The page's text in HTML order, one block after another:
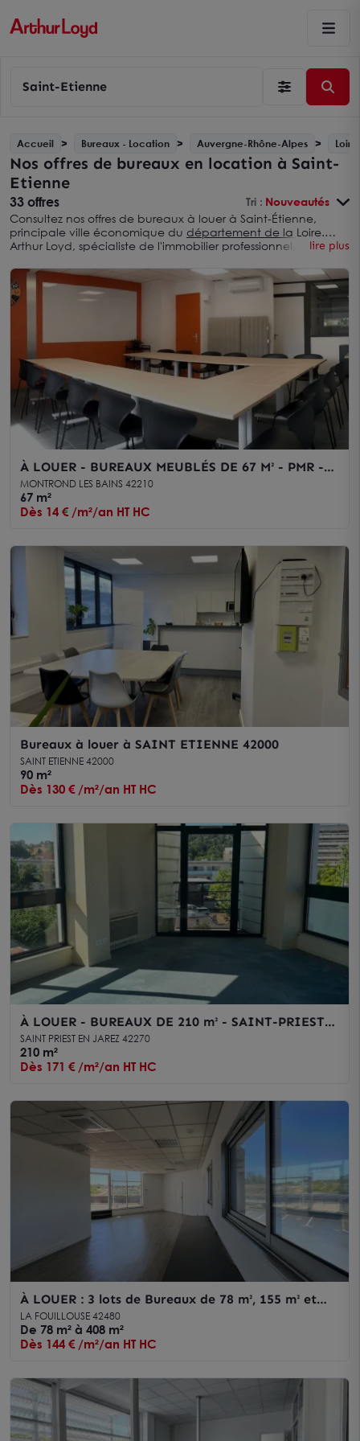
Saint-Etienne
Accueil Bureaux - Location Auvergne-Rhône-Alpes Loire
Nos offres de bureaux en location à Saint-
Etienne
33 offres Tri : Nouveautés
Consultez nos offres de bureaux à louer à Saint-Étienne,
principale ville économique du département de la Loire.
Arthur Loyd, spécialiste de l'immobilier professionnel, propose
recherchent des bureaux accessibles, fonctionnels et bien
connectés aux grands axes régionaux.
lire plus
À LOUER - BUREAUX MEUBLÉS DE 67 M² - PMR -
RDC- HYPER-CENTRE DE MONTROND-LES-BAINS
MONTROND LES BAINS 42210
67 m²
Dès 14 € /m²/an HT HC
Bureaux à louer à SAINT ETIENNE 42000
SAINT ETIENNE 42000
90 m²
Dès 130 € /m²/an HT HC
À LOUER - BUREAUX DE 210 m² - SAINT-PRIEST-
EN-JAREZ
SAINT PRIEST EN JAREZ 42270
210 m²
Dès 171 € /m²/an HT HC
À LOUER : 3 lots de Bureaux de 78 m², 155 m² et
178 m² en visibilité autoroute à Andrézieux-
Bouthéon
LA FOUILLOUSE 42480
De 78 m² à 408 m²
Dès 144 € /m²/an HT HC